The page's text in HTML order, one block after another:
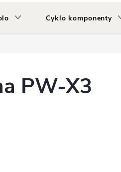
Cyklo komponenty
PW-X3